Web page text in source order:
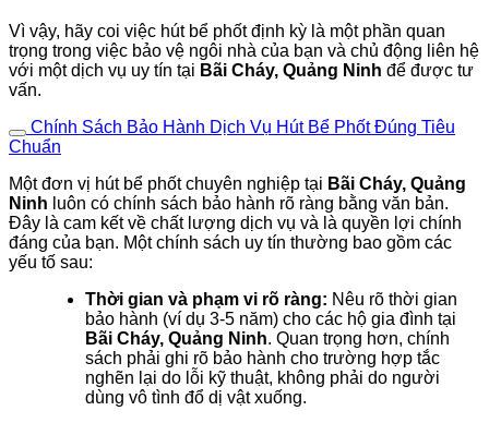
Vì vậy, hãy coi việc hút bể phốt định kỳ là một phần quan
trọng trong việc bảo vệ ngôi nhà của bạn và chủ động liên hệ
với một dịch vụ uy tín tại Bãi Cháy, Quảng Ninh để được tư
vấn.
Chính Sách Bảo Hành Dịch Vụ Hút Bể Phốt Đúng Tiêu
Chuẩn
Một đơn vị hút bể phốt chuyên nghiệp tại Bãi Cháy, Quảng
Ninh luôn có chính sách bảo hành rõ ràng bằng văn bản.
Đây là cam kết về chất lượng dịch vụ và là quyền lợi chính
đáng của bạn. Một chính sách uy tín thường bao gồm các
yếu tố sau:
Thời gian và phạm vi rõ ràng: Nêu rõ thời gian
bảo hành (ví dụ 3-5 năm) cho các hộ gia đình tại
Bãi Cháy, Quảng Ninh. Quan trọng hơn, chính
sách phải ghi rõ bảo hành cho trường hợp tắc
nghẽn lại do lỗi kỹ thuật, không phải do người
dùng vô tình đổ dị vật xuống.